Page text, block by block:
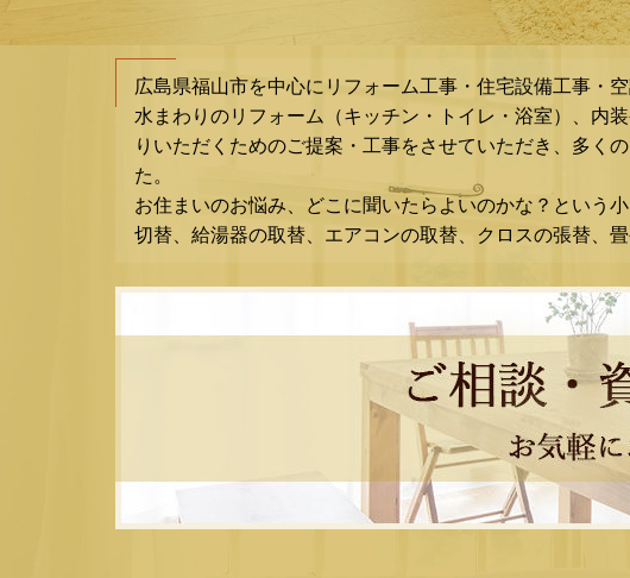
広島県福山市を中心にリフォーム工事・住宅設備工事・
水まわりのリフォーム（キッチン・トイレ・浴室）、内
りいただくためのご提案・工事をさせていただき、多く
た。
お住まいのお悩み、どこに聞いたらよいのかな？という
切替、給湯器の取替、エアコンの取替、クロスの張替、